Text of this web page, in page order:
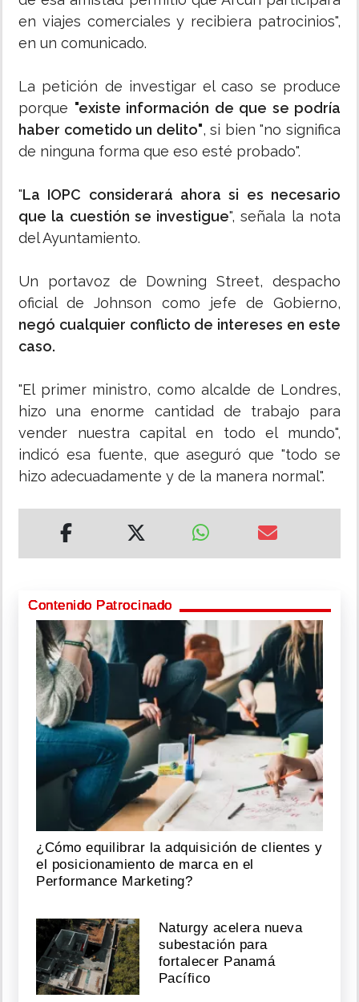
en viajes comerciales y recibiera patrocinios",
en un comunicado.
La petición de investigar el caso se produce
porque "existe información de que se podría
haber cometido un delito", si bien "no significa
de ninguna forma que eso esté probado".
"La IOPC considerará ahora si es necesario
que la cuestión se investigue", señala la nota
del Ayuntamiento.
Un portavoz de Downing Street, despacho
oficial de Johnson como jefe de Gobierno,
negó cualquier conflicto de intereses en este
caso.
"El primer ministro, como alcalde de Londres,
hizo una enorme cantidad de trabajo para
vender nuestra capital en todo el mundo",
indicó esa fuente, que aseguró que "todo se
hizo adecuadamente y de la manera normal".
Contenido Patrocinado
¿Cómo equilibrar la adquisición de clientes y
el posicionamiento de marca en el
Performance Marketing?
Naturgy acelera nueva
subestación para
fortalecer Panamá
Pacífico